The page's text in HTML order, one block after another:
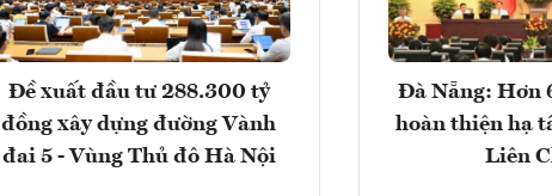
Đề xuất đầu tư 288.300 tỷ
đồng xây dựng đường Vành
đai 5 - Vùng Thủ đô Hà Nội
Đà Nẵng: Hơn
hoàn thiện hạ
Liên